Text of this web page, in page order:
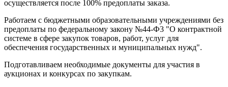
осуществляется после 100% предоплаты заказа.
Работаем с бюджетными образовательными учреждениями без
предоплаты по федеральному закону №44-Ф3 "О контрактной
системе в сфере закупок товаров, работ, услуг для
обеспечения государственных и муниципальных нужд".
Подготавливаем необходимые документы для участия в
аукционах и конкурсах по закупкам.